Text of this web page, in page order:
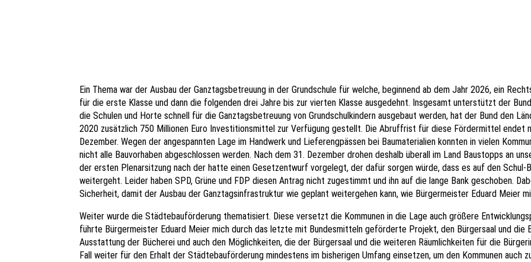
Ein Thema war der Ausbau der Ganztagsbetreuung in der Grundschule für welche, beginnend ab dem Jahr 2026, ein
für die erste Klasse und dann die folgenden drei Jahre bis zur vierten Klasse ausgedehnt. Insgesamt unterstützt der
die Schulen und Horte schnell für die Ganztagsbetreuung von Grundschulkindern ausgebaut werden, hat der Bund den
2020 zusätzlich 750 Millionen Euro Investitionsmittel zur Verfügung gestellt. Die Abruffrist für diese Fördermittel endet
Dezember. Wegen der angespannten Lage im Handwerk und Lieferengpässen bei Baumaterialien konnten in vielen
nicht alle Bauvorhaben abgeschlossen werden. Nach dem 31. Dezember drohen deshalb überall im Land Baustopps an
der ersten Plenarsitzung nach der hatte einen Gesetzentwurf vorgelegt, der dafür sorgen würde, dass es auf den Schul-
weitergeht. Leider haben SPD, Grüne und FDP diesen Antrag nicht zugestimmt und ihn auf die lange Bank geschoben.
Sicherheit, damit der Ausbau der Ganztagsinfrastruktur wie geplant weitergehen kann, wie Bürgermeister Eduard Meier
Weiter wurde die Städtebauförderung thematisiert. Diese versetzt die Kommunen in die Lage auch größere
führte Bürgermeister Eduard Meier mich durch das letzte mit Bundesmitteln geförderte Projekt, den Bürgersaal und die
Ausstattung der Bücherei und auch den Möglichkeiten, die der Bürgersaal und die weiteren Räumlichkeiten für die
Fall weiter für den Erhalt der Städtebauförderung mindestens im bisherigen Umfang einsetzen, um den Kommunen auch